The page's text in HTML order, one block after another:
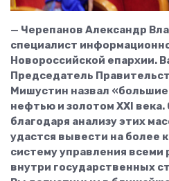
— Черепанов Александр
специалист
Новороссийской епархии.
Председатель
Мишустин назвал
нефтью и золотом XXI века.
благодаря анализу этих
удастся вывести на более
систему управления всеми
внутри государственных